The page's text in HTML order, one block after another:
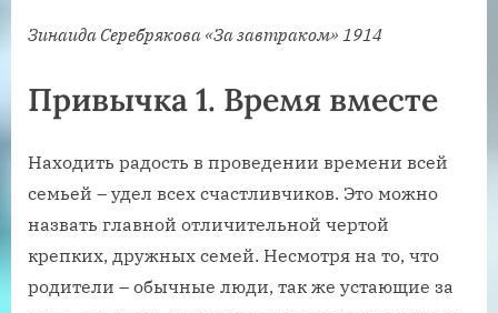
Зинаида Серебрякова «За завтраком» 1914
Привычка 1. Время вместе
Находить радость в проведении времени всей
семьей – удел всех счастливчиков. Это можно
назвать главной отличительной чертой
крепких, дружных семей. Несмотря на то, что
родители – обычные люди, так же устающие за